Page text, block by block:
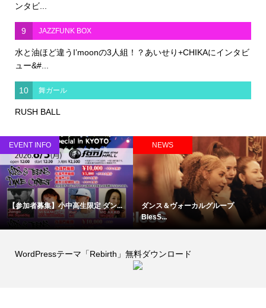
ンタビ...
9 JAZZFUNK BOX
水と油ほど違うI’moonの3人組！？あいせり+CHIKAにインタビ
ュー&#...
10 舞ガール
RUSH BALL
EVENT INFO
【参加者募集】小中高生限定 ダン...
NEWS
ダンス＆ヴォーカルグループ
BlesS...
WordPressテーマ「Rebirth」無料ダウンロード